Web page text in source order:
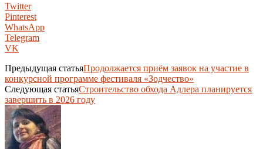
Twitter
Pinterest
WhatsApp
Telegram
VK
Предыдущая статьяПродолжается приём заявок на участие в
конкурсной программе фестиваля «Зодчество»
Следующая статьяСтроительство обхода Адлера планируется
завершить в 2026 году